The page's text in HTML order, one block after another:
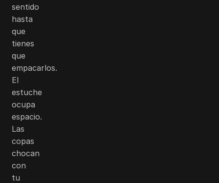
sentido
hasta
que
tienes
que
empacarlos.
El
estuche
ocupa
espacio.
Las
copas
chocan
con
tu